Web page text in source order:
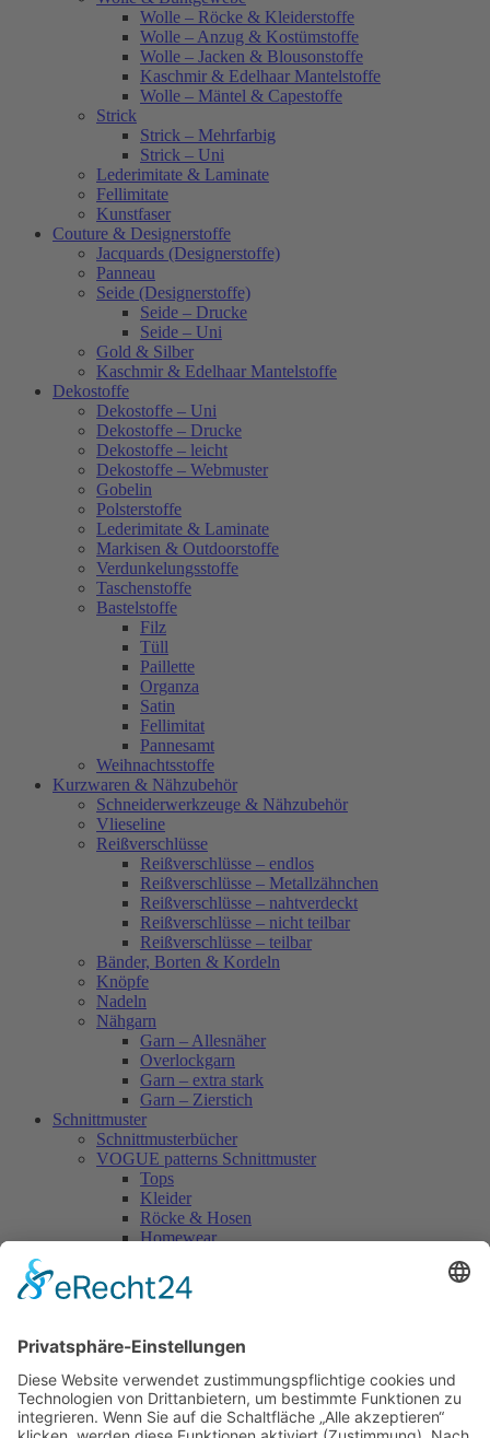
Wolle – Röcke & Kleiderstoffe
Wolle – Anzug & Kostümstoffe
Wolle – Jacken & Blousonstoffe
Kaschmir & Edelhaar Mantelstoffe
Wolle – Mäntel & Capestoffe
Strick
Strick – Mehrfarbig
Strick – Uni
Lederimitate & Laminate
Fellimitate
Kunstfaser
Couture & Designerstoffe
Jacquards (Designerstoffe)
Panneau
Seide (Designerstoffe)
Seide – Drucke
Seide – Uni
Gold & Silber
Kaschmir & Edelhaar Mantelstoffe
Dekostoffe
Dekostoffe – Uni
Dekostoffe – Drucke
Dekostoffe – leicht
Dekostoffe – Webmuster
Gobelin
Polsterstoffe
Lederimitate & Laminate
Markisen & Outdoorstoffe
Verdunkelungsstoffe
Taschenstoffe
Bastelstoffe
Filz
Tüll
Paillette
Organza
Satin
Fellimitat
Pannesamt
Weihnachtsstoffe
Kurzwaren & Nähzubehör
Schneiderwerkzeuge & Nähzubehör
Vlieseline
Reißverschlüsse
Reißverschlüsse – endlos
Reißverschlüsse – Metallzähnchen
Reißverschlüsse – nahtverdeckt
Reißverschlüsse – nicht teilbar
Reißverschlüsse – teilbar
Bänder, Borten & Kordeln
Knöpfe
Nadeln
Nähgarn
Garn – Allesnäher
Overlockgarn
Garn – extra stark
Garn – Zierstich
Schnittmuster
Schnittmusterbücher
VOGUE patterns Schnittmuster
Tops
Kleider
Röcke & Hosen
Homewear
Vogue Vintage
Herren
Accessoires
Einzelschnittmuster Burda
Tops
Kleider
Röcke & Hosen